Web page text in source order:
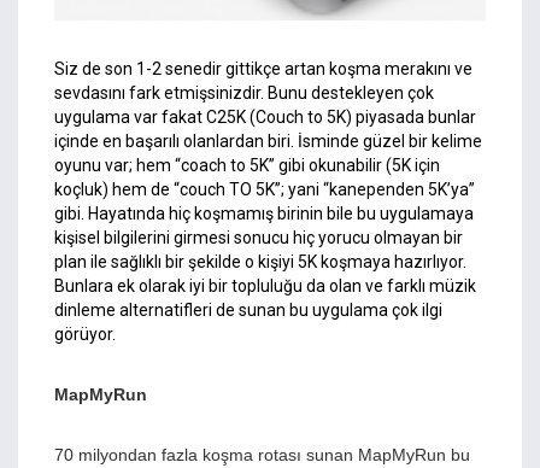
Siz de son 1-2 senedir gittikçe artan koşma merakını ve
sevdasını fark etmişsinizdir. Bunu destekleyen çok
uygulama var fakat C25K (Couch to 5K) piyasada bunlar
içinde en başarılı olanlardan biri. İsminde güzel bir kelime
oyunu var; hem “coach to 5K” gibi okunabilir (5K için
koçluk) hem de “couch TO 5K”; yani “kanependen 5K’ya”
gibi. Hayatında hiç koşmamış birinin bile bu uygulamaya
kişisel bilgilerini girmesi sonucu hiç yorucu olmayan bir
plan ile sağlıklı bir şekilde o kişiyi 5K koşmaya hazırlıyor.
Bunlara ek olarak iyi bir topluluğu da olan ve farklı müzik
dinleme alternatifleri de sunan bu uygulama çok ilgi
görüyor.
MapMyRun
70 milyondan fazla koşma rotası sunan MapMyRun bu